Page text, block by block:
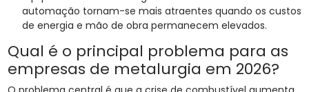
automação tornam-se mais atraentes quando os custos
de energia e mão de obra permanecem elevados.
Qual é o principal problema para as
empresas de metalurgia em 2026?